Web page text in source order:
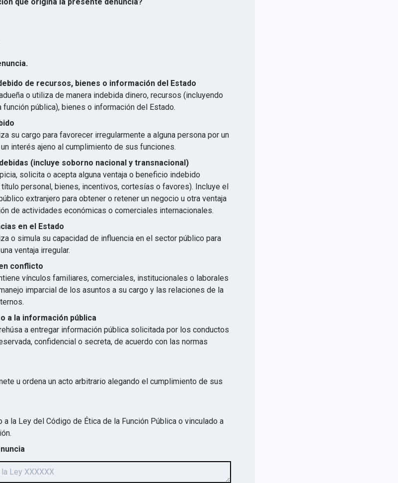
de recursos, bienes o información del Estado
o utiliza de manera indebida dinero, recursos (incluyendo
pública), bienes o información del Estado.
su cargo para favorecer irregularmente a alguna persona por un
interés ajeno al cumplimiento de sus funciones.
(incluye soborno nacional y transnacional)
solicita o acepta alguna ventaja o beneficio indebido
personal, bienes, incentivos, cortesías o favores). Incluye el
extranjero para obtener o retener un negocio u otra ventaja
de actividades económicas o comerciales internacionales.
en el Estado
o simula su capacidad de influencia en el sector público para
ventaja irregular.
conflicto
vínculos familiares, comerciales, institucionales o laborales
imparcial de los asuntos a su cargo y las relaciones de la
a la información pública
a entregar información pública solicitada por los conductos
confidencial o secreta, de acuerdo con las normas
u ordena un acto arbitrario alegando el cumplimiento de sus
a la Ley del Código de Ética de la Función Pública o vinculado a